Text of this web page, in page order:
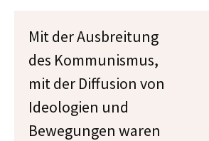
Mit der Ausbreitung
des Kommunismus,
mit der Diffusion von
Ideologien und
Bewegungen waren